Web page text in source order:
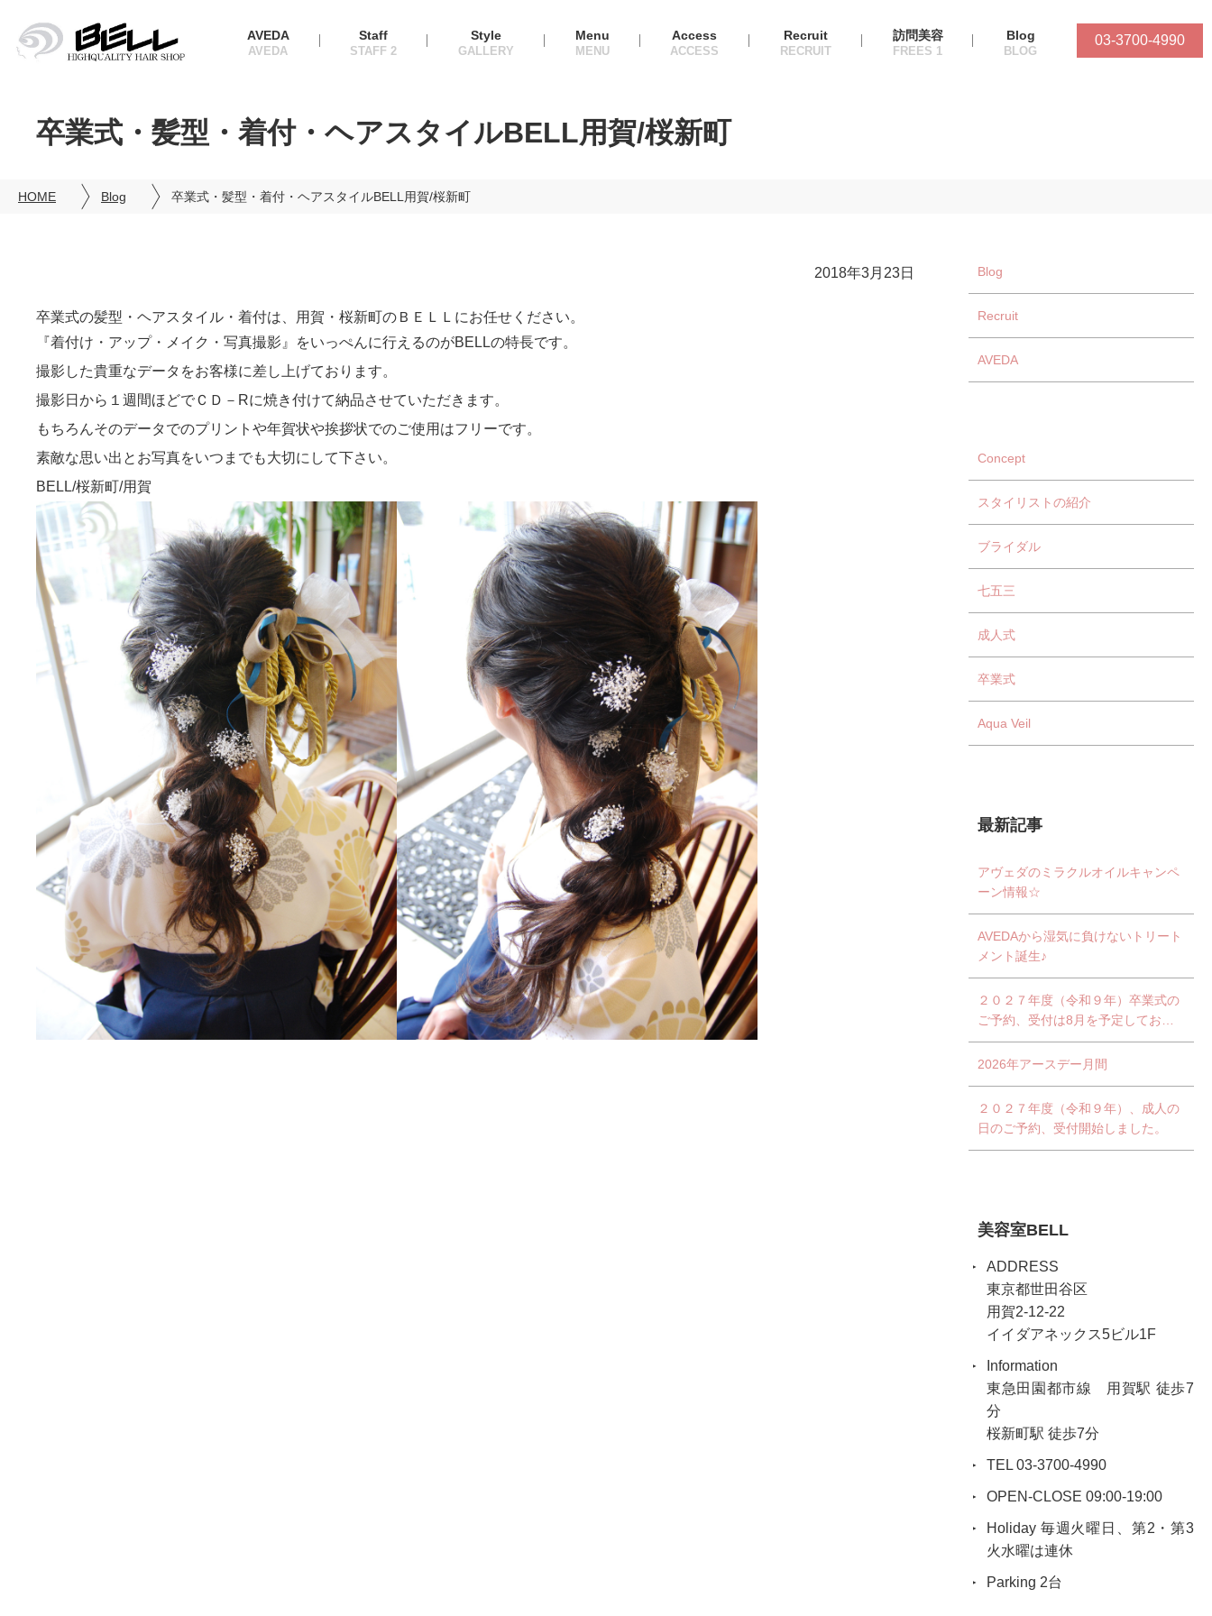
AVEDA Staff Style Menu Access Recruit 訪問美容 Blog 03-3700-4990
卒業式・髪型・着付・ヘアスタイルBELL用賀/桜新町
HOME Blog 卒業式・髪型・着付・ヘアスタイルBELL用賀/桜新町
2018年3月23日
卒業式の髪型・ヘアスタイル・着付は、用賀・桜新町のＢＥＬＬにお任せください。
『着付け・アップ・メイク・写真撮影』をいっぺんに行えるのがBELLの特長です。
撮影した貴重なデータをお客様に差し上げております。
撮影日から１週間ほどでＣＤ－Rに焼き付けて納品させていただきます。
もちろんそのデータでのプリントや年賀状や挨拶状でのご使用はフリーです。
素敵な思い出とお写真をいつまでも大切にして下さい。
BELL/桜新町/用賀
Blog
Recruit
AVEDA
Concept
スタイリストの紹介
ブライダル
七五三
成人式
卒業式
Aqua Veil
最新記事
アヴェダのミラクルオイルキャンペ
ーン情報☆
AVEDAから湿気に負けないトリート
メント誕生♪
２０２７年度（令和９年）卒業式の
ご予約、受付は8月を予定しており
ます。
2026年アースデー月間
２０２７年度（令和９年）、成人の
日のご予約、受付開始しました。
美容室BELL
ADDRESS
東京都世田谷区
用賀2-12-22
イイダアネックス5ビル1F
Information
東急田園都市線 用賀駅 徒歩7
分
桜新町駅 徒歩7分
TEL 03-3700-4990
OPEN-CLOSE 09:00-19:00
Holiday 毎週火曜日、第2・第3
火水曜は連休
Parking 2台